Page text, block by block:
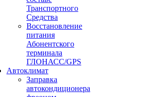
Транспортного
Средства
Восстановление
питания
Абонентского
терминала
ГЛОНАСС/GPS
Автоклимат
Заправка
автокондиционера